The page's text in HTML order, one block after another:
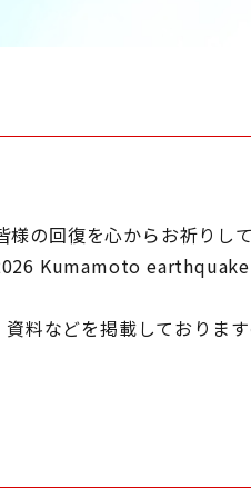
の回復を心からお祈りして
Kumamoto
料などを掲載しておりま